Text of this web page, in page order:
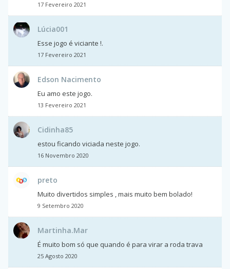
17 Fevereiro 2021
Lúcia001
Esse jogo é viciante !.
17 Fevereiro 2021
Edson Nacimento
Eu amo este jogo.
13 Fevereiro 2021
Cidinha85
estou ficando viciada neste jogo.
16 Novembro 2020
preto
Muito divertidos simples , mais muito bem bolado!
9 Setembro 2020
Martinha.Mar
É muito bom só que quando é para virar a roda trava
25 Agosto 2020